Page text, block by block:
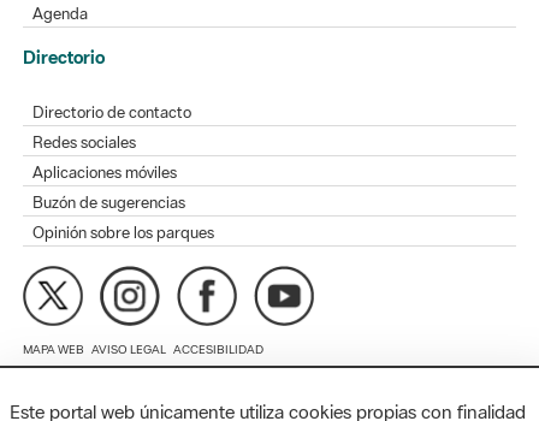
Directorio de contacto
Redes sociales
Buzón de sugerencias
Opinión sobre los parques
MAPA WEB AVISO LEGAL ACCESIBILIDAD
Diputación de Barcelona. Edifici Llacuna, 1a planta. Badajoz, 49.
08005 Barcelona. Tel. 934 022 428 / xarxaparcs@diba.cat
Este portal web únicamente utiliza cookies propias con finalidad